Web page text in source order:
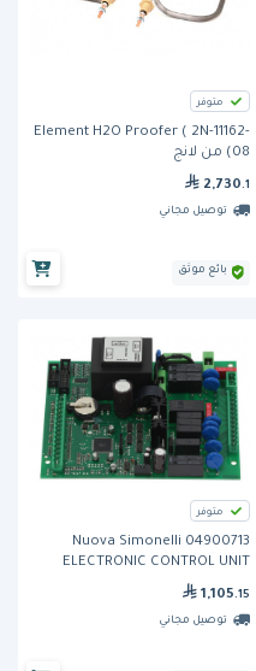
متوفر
Element H2O Proofer ( 2N-11162-
08) من لانج
2,730 .1
توصيل مجاني
بائع موثق
متوفر
Nuova Simonelli 04900713
ELECTRONIC CONTROL UNIT
1,105 .15
توصيل مجاني